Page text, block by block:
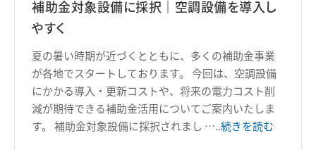
補助金対象設備に採択｜空調設備を導入し
やすく
夏の暑い時期が近づくとともに、多くの補助金事業
が各地でスタートしております。 今回は、空調設備
にかかる導入・更新コストや、将来の電力コスト削
減が期待できる補助金活用についてご案内いたしま
す。 補助金対象設備に採択されまし …..続きを読む